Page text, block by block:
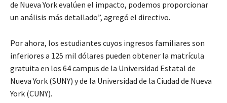
de Nueva York evalúen el impacto, podemos proporcionar
un análisis más detallado”, agregó el directivo.
Por ahora, los estudiantes cuyos ingresos familiares son
inferiores a 125 mil dólares pueden obtener la matrícula
gratuita en los 64 campus de la Universidad Estatal de
Nueva York (SUNY) y de la Universidad de la Ciudad de Nueva
York (CUNY).